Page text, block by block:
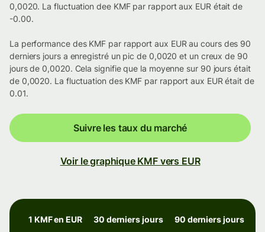
0,0020. La fluctuation dee KMF par rapport aux EUR était de
-0.00.
La performance des KMF par rapport aux EUR au cours des 90
derniers jours a enregistré un pic de 0,0020 et un creux de 90
jours de 0,0020. Cela signifie que la moyenne sur 90 jours était
de 0,0020. La fluctuation des KMF par rapport aux EUR était de
0.01.
Suivre les taux du marché
Voir le graphique KMF vers EUR
1 KMF en EUR 30 derniers jours 90 derniers jours